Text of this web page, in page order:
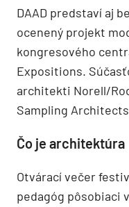
DAAD predstaví aj
ocenený projekt
kongresového
Expositions.
architekti Norell/
Sampling
Čo je architektúra
Otvárací večer
pedagóg pôsobiaci